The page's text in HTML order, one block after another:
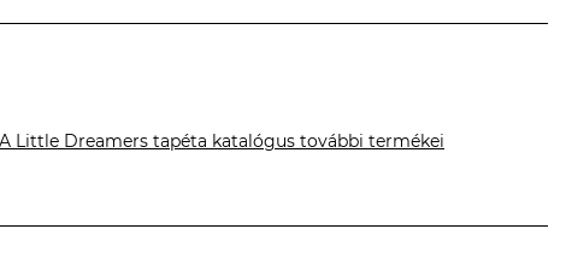
A Little Dreamers tapéta katalógus további termékei